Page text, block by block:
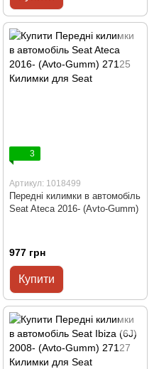
3
Артикул: 1018499
Передні килимки в автомобіль
Seat Ateca 2016- (Avto-Gumm)
977 грн
Купити